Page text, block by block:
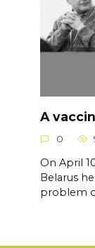
A
0
On April
Belarus
problem